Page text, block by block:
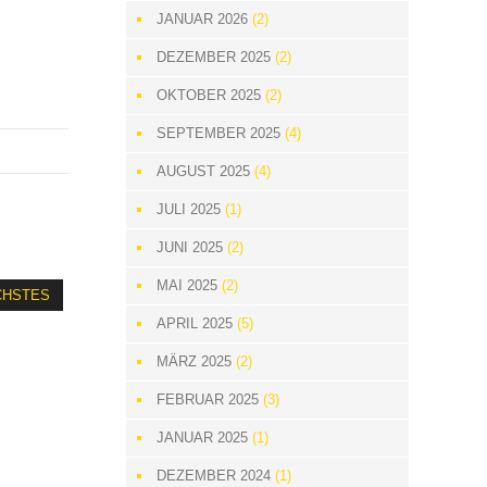
JANUAR 2026(2)
DEZEMBER 2025(2)
OKTOBER 2025(2)
SEPTEMBER 2025(4)
AUGUST 2025(4)
JULI 2025(1)
JUNI 2025(2)
MAI 2025(2)
APRIL 2025(5)
MÄRZ 2025(2)
FEBRUAR 2025(3)
JANUAR 2025(1)
DEZEMBER 2024(1)